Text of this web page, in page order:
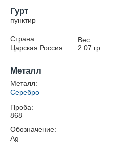
Гурт
пунктир
Страна:
Царская Россия
Вес:
2.07 гр.
Металл
Металл:
Серебро
Проба:
868
Обозначение:
Ag